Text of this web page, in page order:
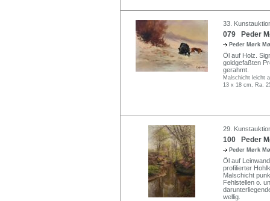
33.
079 Peder
Peder Mørk
Öl auf Holz.
goldgefaßten
gerahmt.
Malschicht leicht
13 x 18 cm, Ra.
29.
100 Peder
Peder Mørk
Öl auf
profilierter
Malschicht
Fehlstellen o.
wellig.